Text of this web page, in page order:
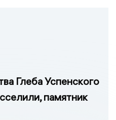
Глеба Успенского
памятник